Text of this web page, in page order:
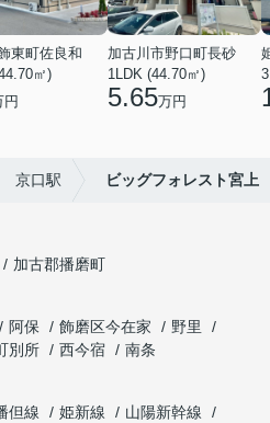
東町佐良和
㎡)
円
加古川市野口町長砂
1LDK (44.70㎡)
5.65万円
京口駅 ビッグフォレスト宮上
加古郡播磨町
阿保 飾磨区今在家
野里
別所 西今宿
南条
但線 姫新線
山陽新幹線